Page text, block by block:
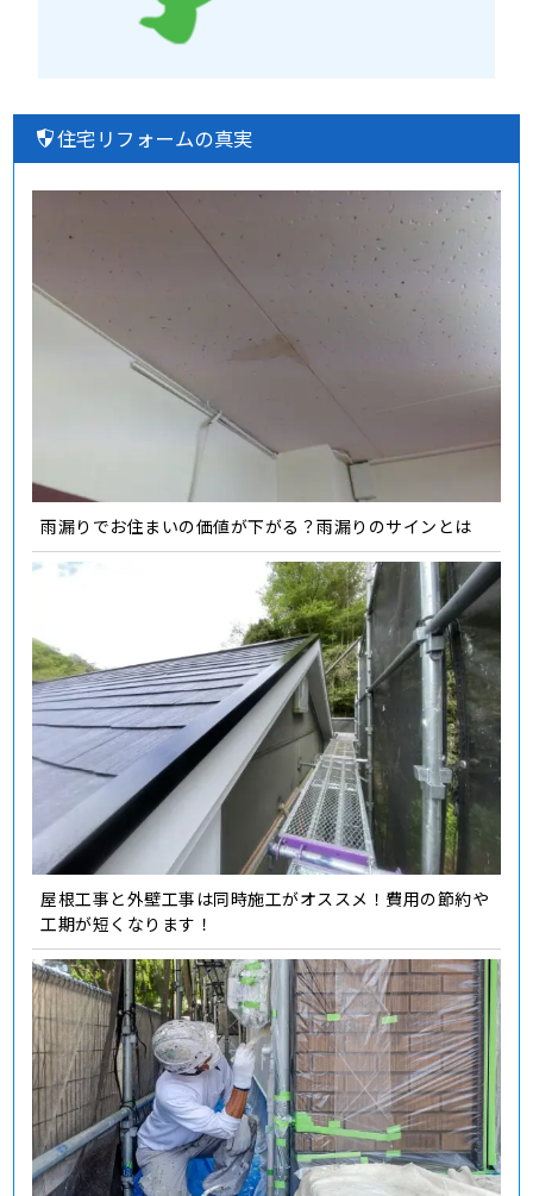
住宅リフォームの真実
雨漏りでお住まいの価値が下がる？雨漏りのサインとは
屋根工事と外壁工事は同時施工がオススメ！費用の節約や
工期が短くなります！